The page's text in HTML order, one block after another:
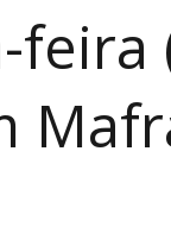
feira